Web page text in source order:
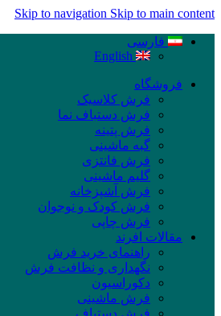
Skip to navigation Skip to main content
فارسی
English
فروشگاه
فرش کلاسیک
فرش دستباف نما
فرش پتینه
گبه ماشینی
فرش فانتزی
گلیم ماشینی
فرش آشپزخانه
فرش کودک و نوجوان
فرش چاپی
مقالات افرند
راهنمای خرید فرش
نگهداری و نظافت فرش
دکوراسیون
فرش ماشینی
فرش دستباف